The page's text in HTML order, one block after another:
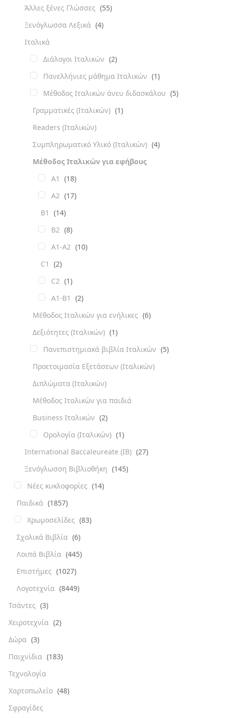
Άλλες ξένες Γλώσσες (55)
Ξενόγλωσσα Λεξικά (4)
Ιταλικά
Διάλογοι Ιταλικών (2)
Πανελλήνιες μάθημα Ιταλικών (1)
Μέθοδος Ιταλικών άνευ διδασκάλου (5)
Γραμματικές (Ιταλικών) (1)
Readers (Ιταλικών)
Συμπληρωματικό Υλικό (Ιταλικών) (4)
Μέθοδος Ιταλικών για εφήβους
A1
(18)
A2 (17)
B1
(14)
B2 (8)
A1-A2 (10)
C1
(2)
C2 (1)
A1-B1
(2)
Μέθοδος Ιταλικών για ενήλικες (6)
Δεξιότητες (Ιταλικών) (1)
Πανεπιστημιακά βιβλία Ιταλικών (5)
Προετοιμασία Εξετάσεων (Ιταλικών)
Διπλώματα (Ιταλικών)
Μέθοδος Ιταλικών για παιδιά
Business Ιταλικών (2)
Ορολογία (Ιταλικών) (1)
International Baccaleureate (IB) (27)
Ξενόγλωσση Βιβλιοθήκη (145)
Νέες κυκλοφορίες (14)
Παιδικά (1857)
Χρωμοσελίδες (83)
Σχολικά Βιβλία (6)
Λοιπά Βιβλία (445)
Επιστήμες (1027)
Λογοτεχνία (8449)
Τσάντες (3)
Χειροτεχνία (2)
Δώρα (3)
Παιχνίδια (183)
Τεχνολογία
Χαρτοπωλείο (48)
Σφραγίδες